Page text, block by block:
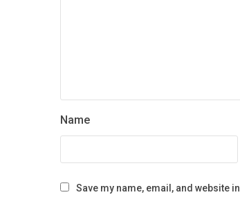
Name
Save my name, email, and website